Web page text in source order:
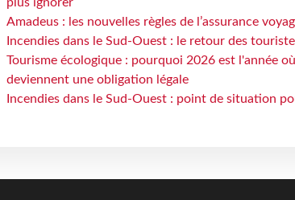
Amadeus : les nouvelles règles de l’assurance
Incendies dans le Sud-Ouest : le retour des
Tourisme écologique : pourquoi 2026 est l'année
deviennent une obligation légale
Incendies dans le Sud-Ouest : point de situation